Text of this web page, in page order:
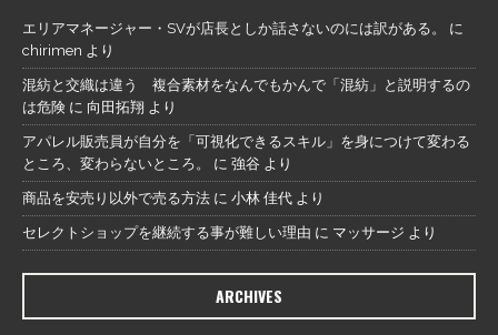
エリアマネージャー・SVが店長としか話さないのには訳がある。
に
chirimen より
混紡と交織は違う 複合素材をなんでもかんで「混紡」と説明するの
は危険 に 向田拓翔 より
アパレル販売員が自分を「可視化できるスキル」を身につけて変わる
ところ、変わらないところ。
に 強谷 より
商品を安売り以外で売る方法 に 小林 佳代 より
セレクトショップを継続する事が難しい理由 に マッサージ より
ARCHIVES